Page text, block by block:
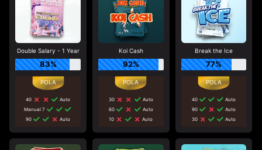
Double Salary - 1 Year
83%
40
Auto
Manual 7
90
Auto
Koi Cash
92%
30
Auto
60
Auto
10
Auto
Break the Ice
77%
40
Auto
90
Auto
30
Auto